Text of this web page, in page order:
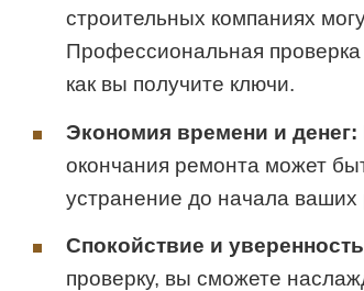
строительных компаниях
Профессиональная проверка
как вы получите ключи.
Экономия времени и денег:
окончания ремонта может
устранение до начала
Спокойствие и
проверку, вы сможете